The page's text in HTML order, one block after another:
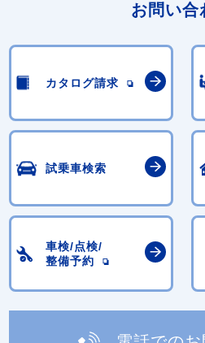
お問い合
カタログ請求
試乗車検索
車検/点検/
整備予約